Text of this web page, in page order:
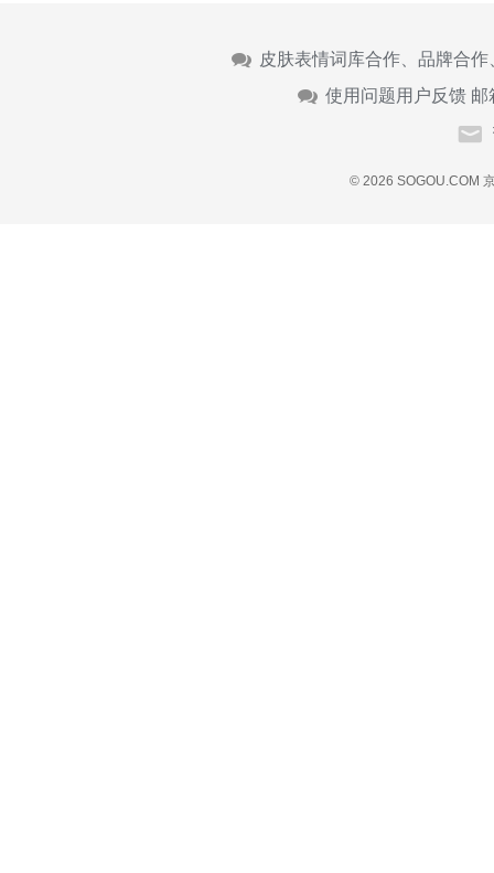
皮肤表情词库合作、品牌合
使用问题用户反馈 邮
© 2026 SOGOU.COM